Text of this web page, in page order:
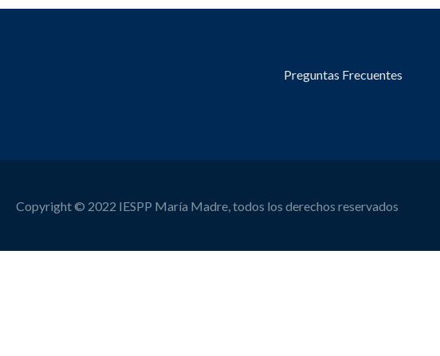
Preguntas Frecuentes
Copyright © 2022 IESPP María Madre, todos los derechos reservados